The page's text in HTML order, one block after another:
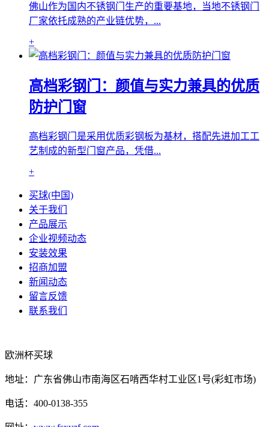
佛山作为国内不锈钢门生产的重要基地，当地不锈钢门
厂家依托成熟的产业链优势，...
+
高档彩钢门：颜值与实力兼具的优质
防护门窗
高档彩钢门是采用优质彩钢板为基材，搭配先进加工工
艺制成的新型门窗产品，凭借...
+
买球(中国)
关于我们
产品展示
企业视频动态
安装效果
招商加盟
新闻动态
留言反馈
联系我们
欧洲杯买球
地址：广东省佛山市南海区石啃西华村工业区1号(彩虹市场)
电话：400-0138-355